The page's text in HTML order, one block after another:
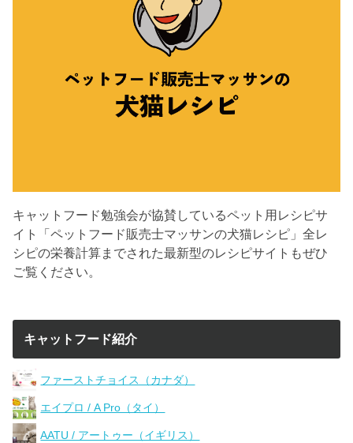
キャットフード勉強会が協賛しているペット用レシピサ
イト「ペットフード販売士マッサンの犬猫レシピ」全レ
シピの栄養計算までされた最新型のレシピサイトもぜひ
ご覧ください。
キャットフード紹介
ファーストチョイス（カナダ）
エイプロ / A Pro（タイ）
AATU / アートゥー（イギリス）